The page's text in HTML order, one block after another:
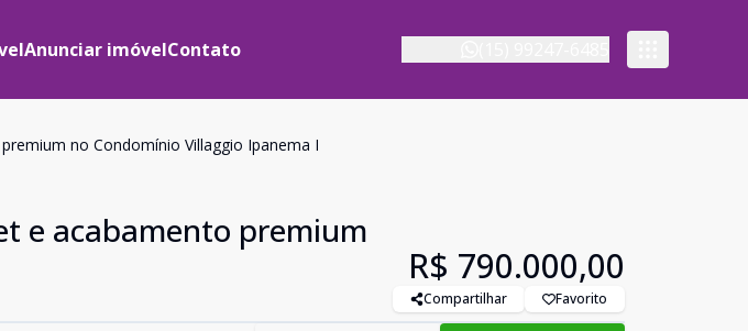
Anunciar imóvelContato
no Condomínio Villaggio Ipanema I
e acabamento premium
R$ 790.000,00
Compartilhar Favorito